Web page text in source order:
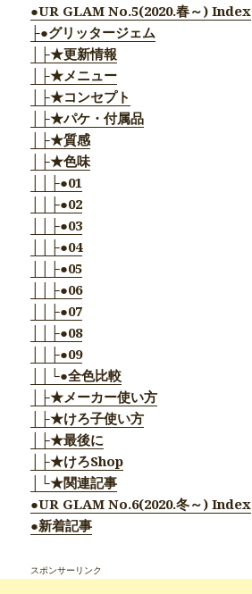
●UR GLAM No.5(2020.春～) Index
├●グリッタージェム
│├★更新情報
│├★メニュー
│├★コンセプト
│├★パケ・付属品
│├★質感
│├★色味
││├●01
││├●02
││├●03
││├●04
││├●05
││├●06
││├●07
││├●08
││├●09
││└●全色比較
│├★メーカー使い方
│├★けろ子使い方
│├★最後に
│├★けろShop
│└★関連記事
●UR GLAM No.6(2020.冬～) Index
●新着記事
スポンサーリンク